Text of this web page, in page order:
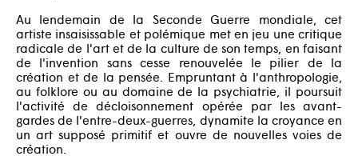
Au lendemain de la Seconde Guerre mondiale, cet
artiste insaisissable et polémique met en jeu une critique
radicale de l'art et de la culture de son temps, en faisant
de l'invention sans cesse renouvelée le pilier de la
création et de la pensée. Empruntant à l'anthropologie,
au folklore ou au domaine de la psychiatrie, il poursuit
l'activité de décloisonnement opérée par les avant-
gardes de l'entre-deux-guerres, dynamite la croyance en
un art supposé primitif et ouvre de nouvelles voies de
création.